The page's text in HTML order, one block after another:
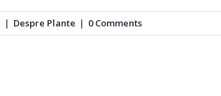
| Despre Plante | 0 Comments